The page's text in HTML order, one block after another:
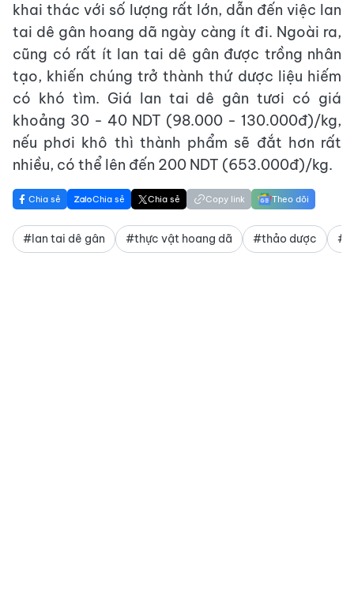
khai thác với số lượng rất lớn, dẫn đến việc lan
tai dê gân hoang dã ngày càng ít đi. Ngoài ra,
cũng có rất ít lan tai dê gân được trồng nhân
tạo, khiến chúng trở thành thứ dược liệu hiếm
có khó tìm. Giá lan tai dê gân tươi có giá
khoảng 30 - 40 NDT (98.000 - 130.000đ)/kg,
nếu phơi khô thì thành phẩm sẽ đắt hơn rất
nhiều, có thể lên đến 200 NDT (653.000đ)/kg.
Chia sẻ Chia sẻ Chia sẻ Copy link Theo dõi
#lan tai dê gân #thực vật hoang dã #thảo dược